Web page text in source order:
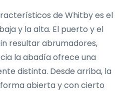
de Whitby es el
y la alta. El puerto y el
resultar abrumadores,
la abadía ofrece una
distinta. Desde arriba, la
abierta y con cierto